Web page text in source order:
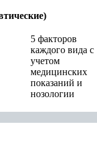
5 факторов
каждого вида с
учетом
медицинских
показаний и
нозологии